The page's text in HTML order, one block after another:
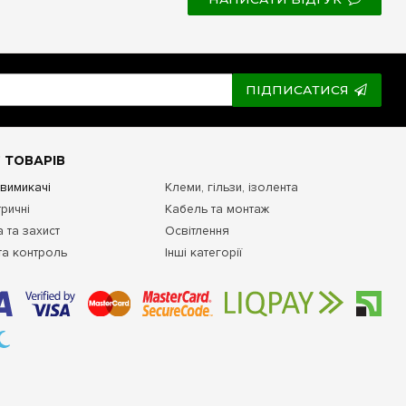
ПІДПИСАТИСЯ
та захист
контроль
Клеми, гільзи, ізолента
Кабель та монтаж
Освітлення
Інші категорії